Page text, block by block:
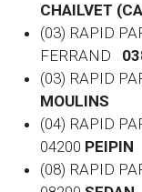
CHAILVET
(03) RAPID
FERRAND
(03) RAPID
MOULINS
(04) RAPID
04200 PEIPIN
(08) RAPID